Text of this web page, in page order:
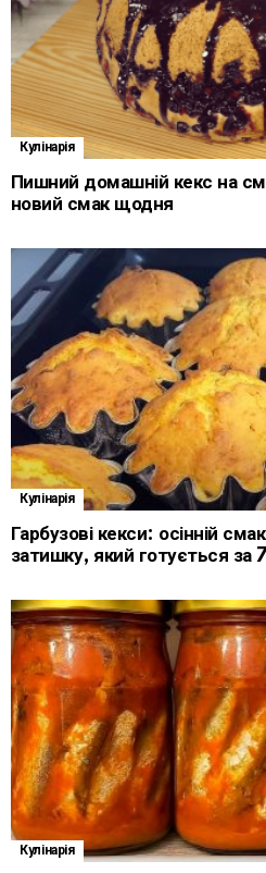
Кулінарія
Пишний домашній кекс на
новий смак щодня
Кулінарія
Гарбузові кекси: осінній
затишку, який готується за
Кулінарія